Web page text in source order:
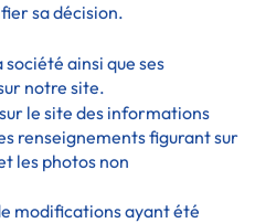
sa décision.
société ainsi que ses
notre site.
le site des informations
renseignements figurant sur
les photos non
modifications ayant été